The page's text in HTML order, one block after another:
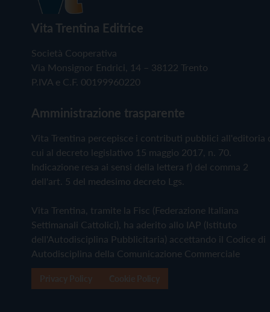
Vita Trentina Editrice
Società Cooperativa
Via Monsignor Endrici, 14 – 38122 Trento
P.IVA e C.F. 00199960220
Amministrazione trasparente
Vita Trentina percepisce i contributi pubblici all'editoria
cui al decreto legislativo 15 maggio 2017, n. 70.
Indicazione resa ai sensi della lettera f) del comma 2
dell'art. 5 del medesimo decreto Lgs.
Vita Trentina, tramite la Fisc (Federazione Italiana
Settimanali Cattolici), ha aderito allo IAP (Istituto
dell'Autodisciplina Pubblicitaria) accettando il Codice di
Autodisciplina della Comunicazione Commerciale